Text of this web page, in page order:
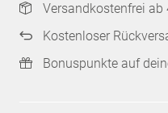
Versandkostenfrei
Kostenloser
Bonuspunkte auf